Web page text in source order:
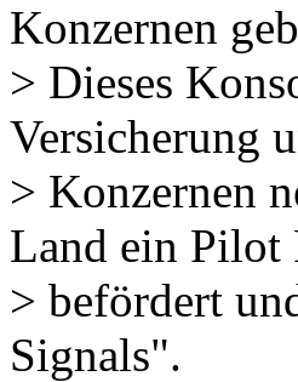
Konzernen
> Dieses
Versicherung
> Konzernen
Land ein Pilot
> befördert
Signals".